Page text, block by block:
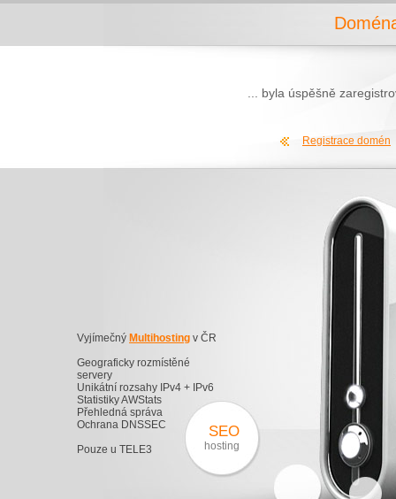
... byla úspěšně
Registrace domén
Vyjímečný Multihosting v ČR
Geograficky rozmístěné
servery
Unikátní rozsahy IPv4 + IPv6
Statistiky AWStats
Přehledná správa
Ochrana DNSSEC
Pouze u TELE3
SEO
hosting